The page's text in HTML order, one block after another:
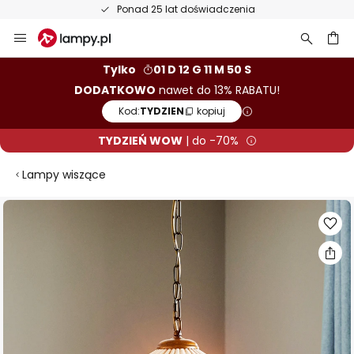
Ponad 25 lat doświadczenia
Przejdź
do
Tylko
01 D 12 G 11 M 49 S
DODATKOWO nawet do 13% RABATU!
Kod:TYDZIEN kopiuj
TYDZIEŃ WOW| do -70%
Lampy wiszące
Przejdź